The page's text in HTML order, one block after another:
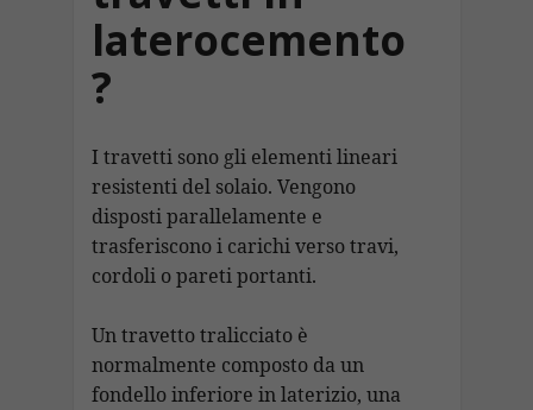
laterocemento
?
I travetti sono gli elementi lineari
resistenti del solaio. Vengono
disposti parallelamente e
trasferiscono i carichi verso travi,
cordoli o pareti portanti.
Un travetto tralicciato è
normalmente composto da un
fondello inferiore in laterizio, una